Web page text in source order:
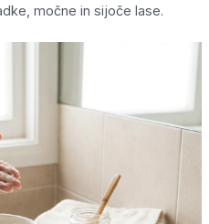
močne in sijoče lase.